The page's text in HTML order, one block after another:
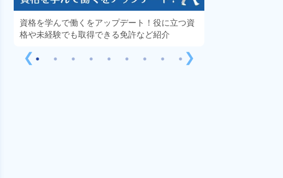
❮
資格を学んで働くをアップデート！役に立つ資
格や未経験でも取得できる免許など紹介
❯